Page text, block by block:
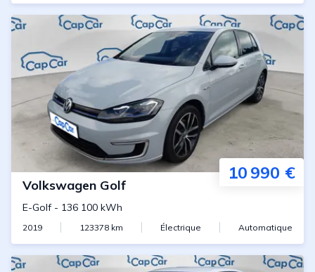
10 990 €
Volkswagen Golf
E-Golf- 136 100 kWh
2019 123378 km Électrique Automatique